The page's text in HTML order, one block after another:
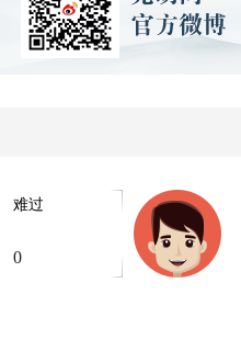
难过
0